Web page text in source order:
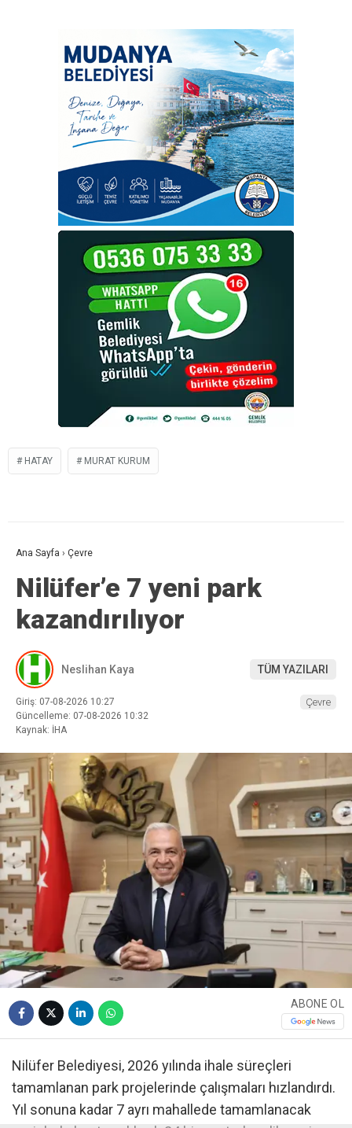
HATAY MURAT KURUM
Ana Sayfa › Çevre
Nilüfer’e 7 yeni park
kazandırılıyor
Neslihan Kaya TÜM YAZILARI
Giriş: 07-08-2026 10:27
Güncelleme: 07-08-2026 10:32
Kaynak: İHA
Çevre
ABONE OL
Nilüfer Belediyesi, 2026 yılında ihale süreçleri
tamamlanan park projelerinde çalışmaları hızlandırdı.
Yıl sonuna kadar 7 ayrı mahallede tamamlanacak